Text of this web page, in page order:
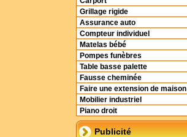
Grillage rigide
Assurance auto
Compteur individuel
Matelas bébé
Pompes funèbres
Table basse palette
Fausse cheminée
Faire une extension de maison
Mobilier industriel
Piano droit
Publicité